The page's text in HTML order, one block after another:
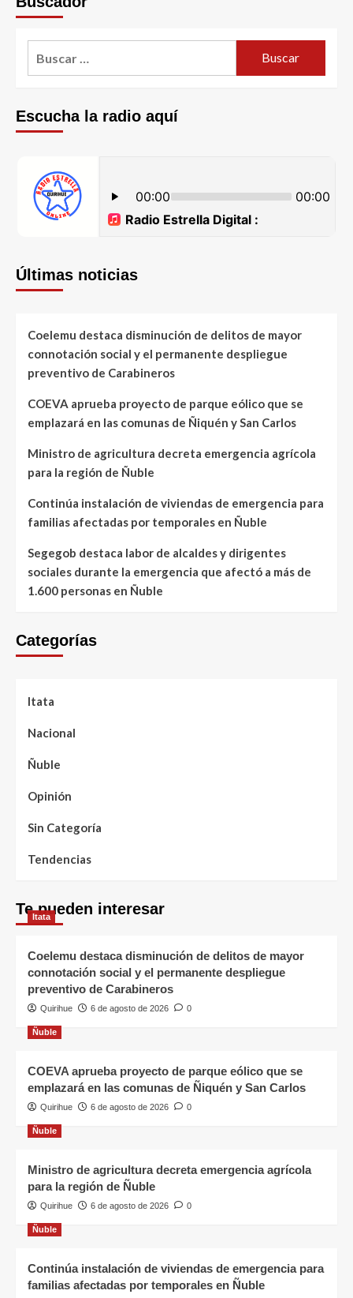
Escucha la radio aquí
Últimas noticias
Coelemu destaca disminución de delitos de mayor
connotación social y el permanente despliegue
preventivo de Carabineros
COEVA aprueba proyecto de parque eólico que se
emplazará en las comunas de Ñiquén y San Carlos
Ministro de agricultura decreta emergencia agrícola
para la región de Ñuble
Continúa instalación de viviendas de emergencia para
familias afectadas por temporales en Ñuble
Segegob destaca labor de alcaldes y dirigentes
sociales durante la emergencia que afectó a más de
1.600 personas en Ñuble
Categorías
Itata
Nacional
Ñuble
Opinión
Sin Categoría
Tendencias
Te pueden interesar
Itata
Coelemu destaca disminución de delitos de mayor
connotación social y el permanente despliegue
preventivo de Carabineros
Quirihue 6 de agosto de 2026 0
Ñuble
COEVA aprueba proyecto de parque eólico que se
emplazará en las comunas de Ñiquén y San Carlos
Quirihue 6 de agosto de 2026 0
Ñuble
Ministro de agricultura decreta emergencia agrícola
para la región de Ñuble
Quirihue 6 de agosto de 2026 0
Ñuble
Continúa instalación de viviendas de emergencia para
familias afectadas por temporales en Ñuble